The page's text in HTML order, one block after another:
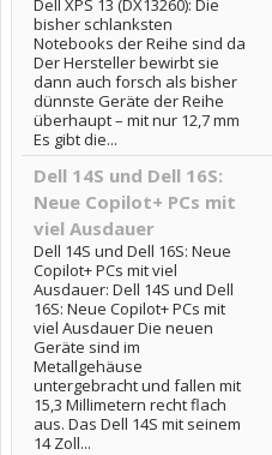
Dell XPS 13 (DX13260): Die
bisher schlanksten
Notebooks der Reihe sind da
Der Hersteller bewirbt sie
dann auch forsch als bisher
dünnste Geräte der Reihe
überhaupt – mit nur 12,7 mm
Es gibt die...
Dell 14S und Dell 16S:
Neue Copilot+ PCs mit
viel Ausdauer
Dell 14S und Dell 16S: Neue
Copilot+ PCs mit viel
Ausdauer: Dell 14S und Dell
16S: Neue Copilot+ PCs mit
viel Ausdauer Die neuen
Geräte sind im
Metallgehäuse
untergebracht und fallen mit
15,3 Millimetern recht flach
aus. Das Dell 14S mit seinem
14 Zoll...